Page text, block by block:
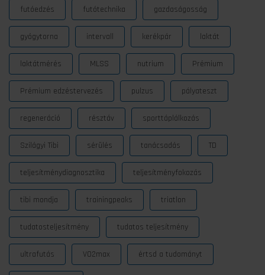
futóedzés futótechnika gazdaságosság
gyógytorna intervall kerékpár laktát
laktátmérés MLSS nutrium Prémium
Prémium edzéstervezés pulzus pályateszt
regeneráció résztáv sporttáplálkozás
Szilágyi Tibi sérülés tanácsadás TD
teljesítménydiagnosztika teljesítményfokozás
tibi mondja trainingpeaks triatlon
tudatosteljesítmény tudatos teljesítmény
ultrafutás VO2max értsd a tudományt